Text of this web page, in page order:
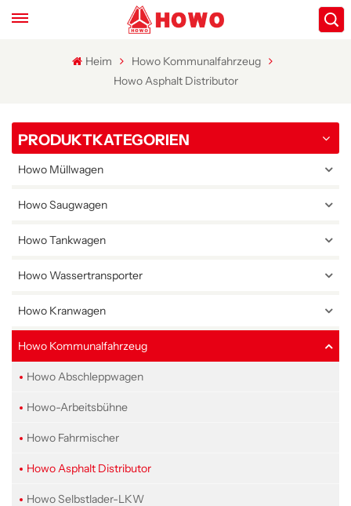
Heim
Howo Kommunalfahrzeug
Howo Asphalt Distributor
PRODUKTKATEGORIEN
Howo Müllwagen
Howo Saugwagen
Howo Tankwagen
Howo Wassertransporter
Howo Kranwagen
Howo Kommunalfahrzeug
Howo Abschleppwagen
Howo-Arbeitsbühne
Howo Fahrmischer
Howo Asphalt Distributor
Howo Selbstlader-LKW